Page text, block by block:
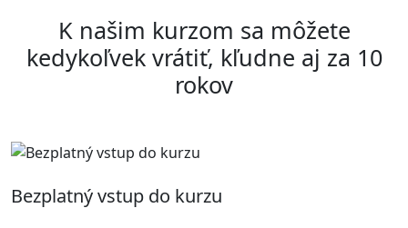
K našim kurzom sa môžete
kedykoľvek vrátiť, kľudne aj za 10
rokov
Bezplatný vstup do kurzu